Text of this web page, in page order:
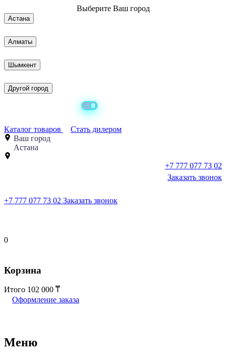
Выберите Ваш город
Астана
Алматы
Шымкент
Другой город
Каталог товаров
Стать дилером
Ваш город
Астана
+7 777 077 73 02
Заказать звонок
+7 777 077 73 02 Заказать звонок
0
Корзина
Итого 102 000
Оформление заказа
Меню